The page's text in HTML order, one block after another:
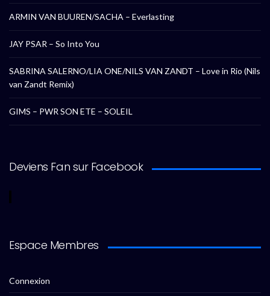
ARMIN VAN BUUREN/SACHA – Everlasting
JAY PSAR – So Into You
SABRINA SALERNO/LIA ONE/NILS VAN ZANDT – Love in Rio (Nils
van Zandt Remix)
GIMS – PWR SON ETE – SOLEIL
Deviens Fan sur Facebook
Espace Membres
Connexion